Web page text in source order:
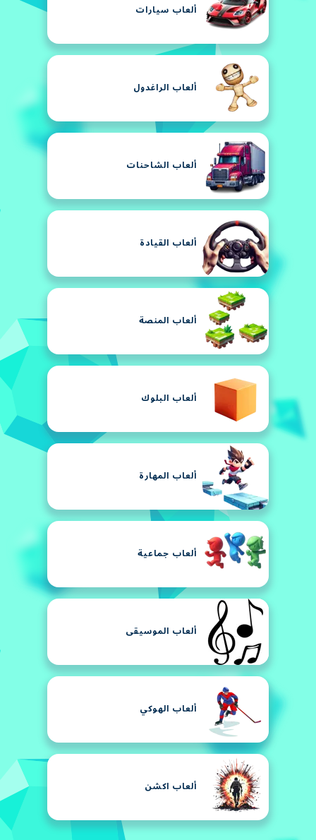
ألعاب سيارات
ألعاب الراغدول
ألعاب الشاحنات
ألعاب القيادة
ألعاب المنصة
ألعاب البلوك
ألعاب المهارة
ألعاب جماعية
ألعاب الموسيقى
ألعاب الهوكي
ألعاب اكشن